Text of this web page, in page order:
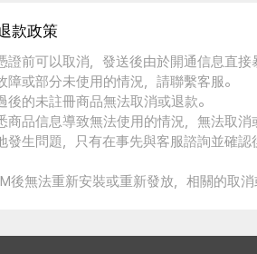
款政策
證前可以取消，發送後由於開通信息直接
障或部分未使用的情況，請聯繫客服。
後的未註冊商品無法取消或退款。
商品信息導致無法使用的情況，無法取消
發生問題，只有在事先與客服諮詢並確
後無法重新安裝或重新發放，相關的取消